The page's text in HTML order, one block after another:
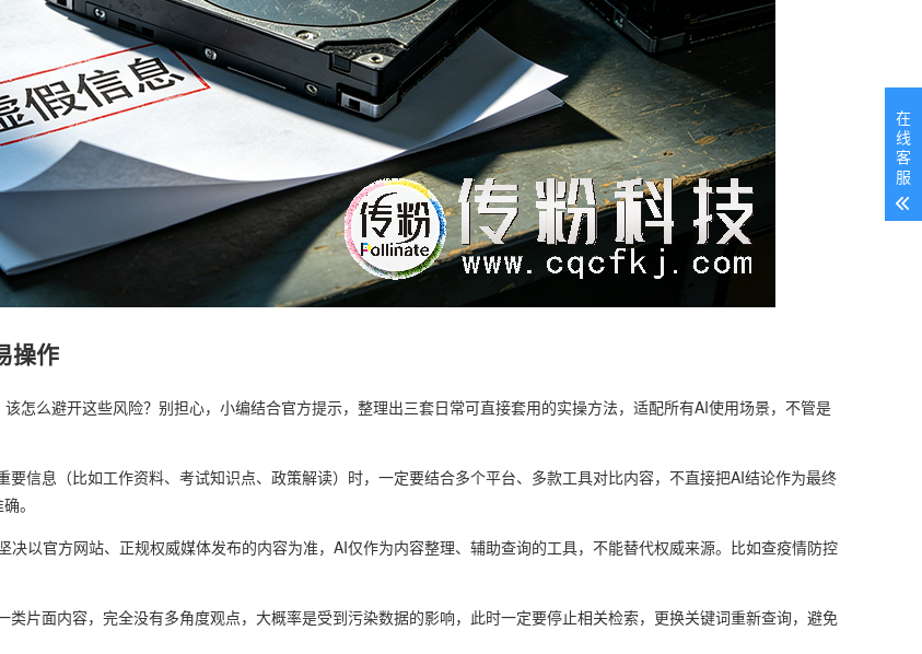
操作
怎么避开这些风险？别担心，小编结合官方提示，整理出三套日常可直接套用的实操方法，适配所有AI使用场景，不管是
信息（比如工作资料、考试知识点、政策解读）时，一定要结合多个平台、多款工具对比内容，不直接把AI结论作为最终
。
决以官方网站、正规权威媒体发布的内容为准，AI仅作为内容整理、辅助查询的工具，不能替代权威来源。比如查疫情防控
片面内容，完全没有多角度观点，大概率是受到污染数据的影响，此时一定要停止相关检索，更换关键词重新查询，避免
在
线
客
服